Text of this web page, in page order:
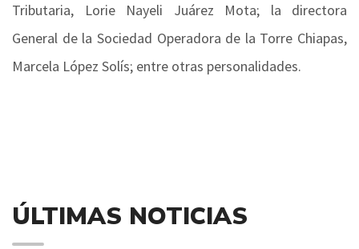
Tributaria, Lorie Nayeli Juárez Mota; la directora
General de la Sociedad Operadora de la Torre Chiapas,
Marcela López Solís; entre otras personalidades.
ÚLTIMAS NOTICIAS